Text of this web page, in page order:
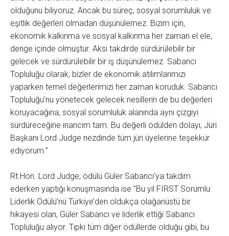
olduğunu biliyoruz. Ancak bu süreç, sosyal sorumluluk ve
eşitlik değerleri olmadan düşünülemez. Bizim için,
ekonomik kalkınma ve sosyal kalkınma her zaman el ele,
denge içinde olmuştur. Aksi takdirde sürdürülebilir bir
gelecek ve sürdürülebilir bir iş düşünülemez. Sabancı
Topluluğu olarak, bizler de ekonomik atılımlarımızı
yaparken temel değerlerimizi her zaman koruduk. Sabancı
Topluluğu’nu yönetecek gelecek nesillerin de bu değerleri
koruyacağına, sosyal sorumluluk alanında aynı çizgiyi
sürdüreceğine inancım tam. Bu değerli ödülden dolayı, Jüri
Başkanı Lord Judge nezdinde tüm jüri üyelerine teşekkür
ediyorum.”
Rt.Hon. Lord Judge, ödülü Güler Sabancı’ya takdim
ederken yaptığı konuşmasında ise ”Bu yıl FIRST Sorumlu
Liderlik Ödülü’nü Türkiye’den oldukça olağanüstü bir
hikayesi olan, Güler Sabancı ve liderlik ettiği Sabancı
Topluluğu alıyor. Tıpkı tüm diğer ödüllerde olduğu gibi, bu